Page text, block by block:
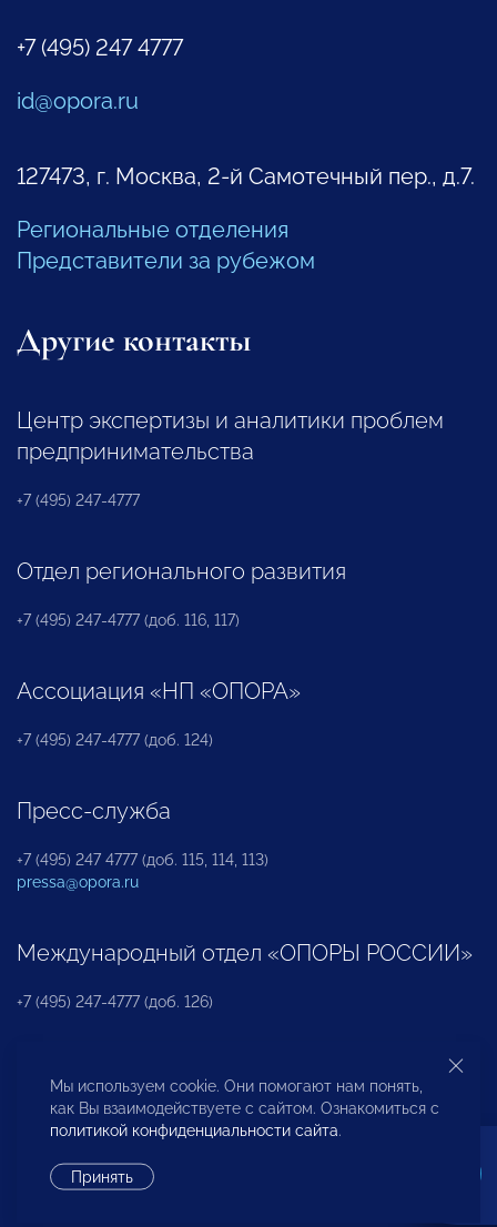
+7 (495) 247 4777
id@opora.ru
127473, г. Москва, 2-й Самотечный пер., д.7.
Региональные отделения
Представители за рубежом
Другие контакты
Центр экспертизы и аналитики проблем
предпринимательства
+7 (495) 247-4777
Отдел регионального развития
+7 (495) 247-4777 (доб. 116, 117)
Ассоциация «НП «ОПОРА»
+7 (495) 247-4777 (доб. 124)
Пресс-служба
+7 (495) 247 4777 (доб. 115, 114, 113)
pressa@opora.ru
Международный отдел «ОПОРЫ РОССИИ»
+7 (495) 247-4777 (доб. 126)
Бюро по защите прав предпринимателей и
инвесторов
Мы используем cookie. Они помогают нам понять,
как Вы взаимодействуете с сайтом. Ознакомиться с
политикой конфиденциальности сайта.
Принять